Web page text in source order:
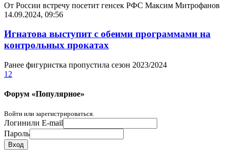
От России встречу посетит генсек РФС Максим Митрофанов
14.09.2024, 09:56
Игнатова выступит с обеими программами на
контрольных прокатах
Ранее фигуристка пропустила сезон 2023/2024
1 2
Форум «Популярное»
Войти или зарегистрироваться.
Логинили E-mail
Пароль